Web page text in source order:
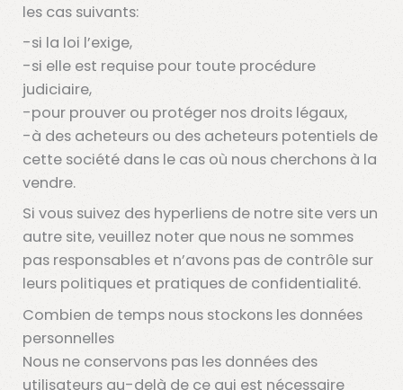
les cas suivants:
-si la loi l’exige,
-si elle est requise pour toute procédure
judiciaire,
-pour prouver ou protéger nos droits légaux,
-à des acheteurs ou des acheteurs potentiels de
cette société dans le cas où nous cherchons à la
vendre.
Si vous suivez des hyperliens de notre site vers un
autre site, veuillez noter que nous ne sommes
pas responsables et n’avons pas de contrôle sur
leurs politiques et pratiques de confidentialité.
Combien de temps nous stockons les données
personnelles
Nous ne conservons pas les données des
utilisateurs au-delà de ce qui est nécessaire